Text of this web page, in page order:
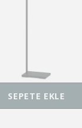
SEPETE EKLE